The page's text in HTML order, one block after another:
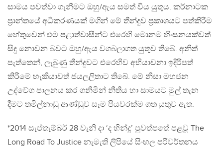
සාමය පවත්වා ගැනීමට ඔහු/ඇය සමත් විය යුතුය. කර්නාටක
ප‍්‍රාන්තයේ අධිකරණයක් මගින් මේ තීන්දුව ප‍්‍රකාශයට පත්කිරීම
හේතුවෙන් එම පළාත්වාසීන්ට එරෙහි මොනම හිංසනයක්වත්
සිදු නොවන බවට ඔහු/ඇය වගබලාගත යුතුව තිබේ. අනිත්
පැත්තෙන්, ලැබුණු තීන්දුවට එරෙහිව අභියාචනා ඉදිරිපත්
කිරීමේ හැකියාවත් ජයලලිතාට තිබේ. මේ නිසා මහජන
උද්වේග පාලනය කර ගනිමින් නීතිය හා සාමයට මුල් තැන
දීමට තමිල්නාඩු ආණ්ඩුව සෑම පියවරක්ම ගත යුතුව ඇත.
*2014 සැප්තැම්බර් 28 වැනි දා ‘ද හින්දු’ පුවත්පතේ පළවූ The
Long Road To Justice නැමැති ලිපියේ සිංහල පරිවර්තනය